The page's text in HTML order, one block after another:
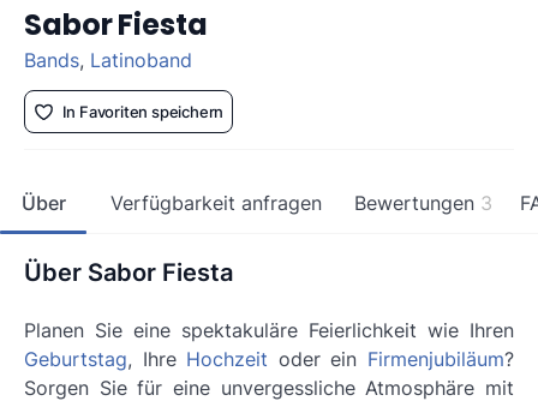
Sabor Fiesta
Bands, Latinoband
In Favoriten speichern
Über Verfügbarkeit anfragen Bewertungen 3
Über Sabor Fiesta
Planen Sie eine spektakuläre Feierlichkeit wie Ihren
Geburtstag, Ihre Hochzeit oder ein Firmenjubiläum?
Sorgen Sie für eine unvergessliche Atmosphäre mit